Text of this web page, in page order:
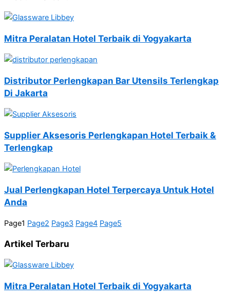
Mitra Peralatan Hotel Terbaik di Yogyakarta
Distributor Perlengkapan Bar Utensils Terlengkap
Di Jakarta
Supplier Aksesoris Perlengkapan Hotel Terbaik &
Terlengkap
Jual Perlengkapan Hotel Terpercaya Untuk Hotel
Anda
Page1 Page2 Page3 Page4 Page5
Artikel Terbaru
Mitra Peralatan Hotel Terbaik di Yogyakarta